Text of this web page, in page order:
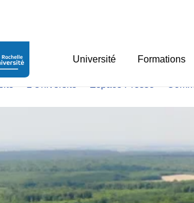
Université Formations
au